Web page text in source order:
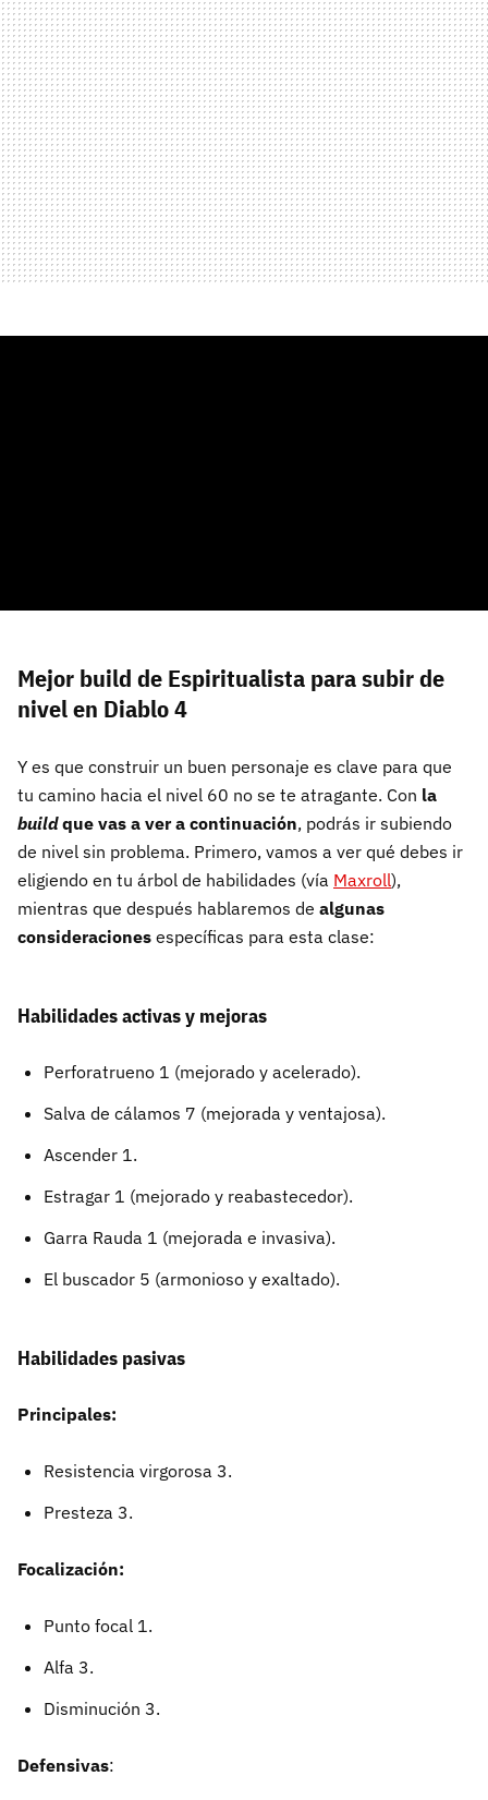
Mejor build de Espiritualista para subir de
nivel en Diablo 4
Y es que construir un buen personaje es clave para que
tu camino hacia el nivel 60 no se te atragante. Con la
buildque vas a ver a continuación, podrás ir subiendo
de nivel sin problema. Primero, vamos a ver qué debes ir
eligiendo en tu árbol de habilidades (vía Maxroll),
mientras que después hablaremos de algunas
consideraciones específicas para esta clase:
Habilidades activas y mejoras
Perforatrueno 1 (mejorado y acelerado).
Salva de cálamos 7 (mejorada y ventajosa).
Ascender 1.
Estragar 1 (mejorado y reabastecedor).
Garra Rauda 1 (mejorada e invasiva).
El buscador 5 (armonioso y exaltado).
Habilidades pasivas
Principales:
Resistencia virgorosa 3.
Presteza 3.
Focalización:
Punto focal 1.
Alfa 3.
Disminución 3.
Defensivas: